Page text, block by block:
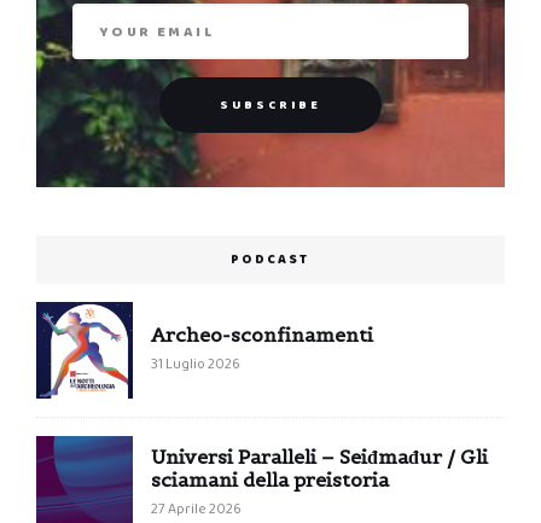
PODCAST
Archeo-sconfinamenti
31 Luglio 2026
Universi Paralleli – Seiđmađur / Gli
sciamani della preistoria
27 Aprile 2026